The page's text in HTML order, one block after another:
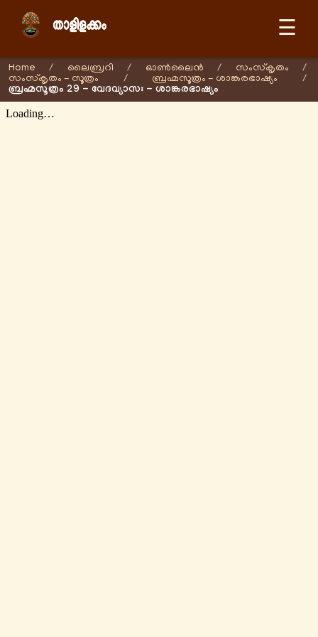
☰
Home / ലൈബ്രറി / ഓണ്‍ലൈന്‍ / സംസ്കൃതം
/
സംസ്കൃതം - സൂത്രം
/ ബ്രഹ്മസൂത്രം - ശാങ്കരഭാഷ്യം /
ബ്രഹ്മസൂത്രം 29 - വേദവ്യാസഃ - ശാങ്കരഭാഷ്യം